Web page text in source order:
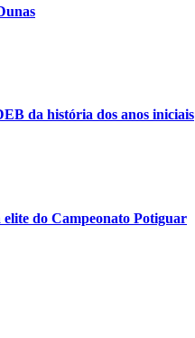
da história dos anos iniciais
do Campeonato Potiguar